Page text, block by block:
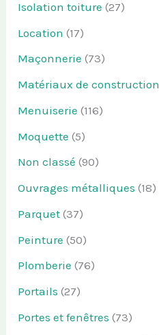
Isolation toiture (27)
Location (17)
Maçonnerie (73)
Matériaux de construction
Menuiserie (116)
Moquette (5)
Non classé (90)
Ouvrages métalliques (18)
Parquet (37)
Peinture (50)
Plomberie (76)
Portails (27)
Portes et fenêtres (73)